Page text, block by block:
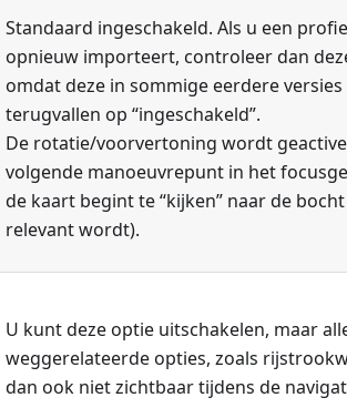
Standaard ingeschakeld. Als u een
opnieuw importeert, controleer dan
omdat deze in sommige eerdere versies
terugvallen op “ingeschakeld”.
De rotatie/voorvertoning wordt
volgende manoeuvrepunt in het
de kaart begint te “kijken” naar de
relevant wordt).
U kunt deze optie uitschakelen, maar
weggerelateerde opties, zoals
dan ook niet zichtbaar tijdens de